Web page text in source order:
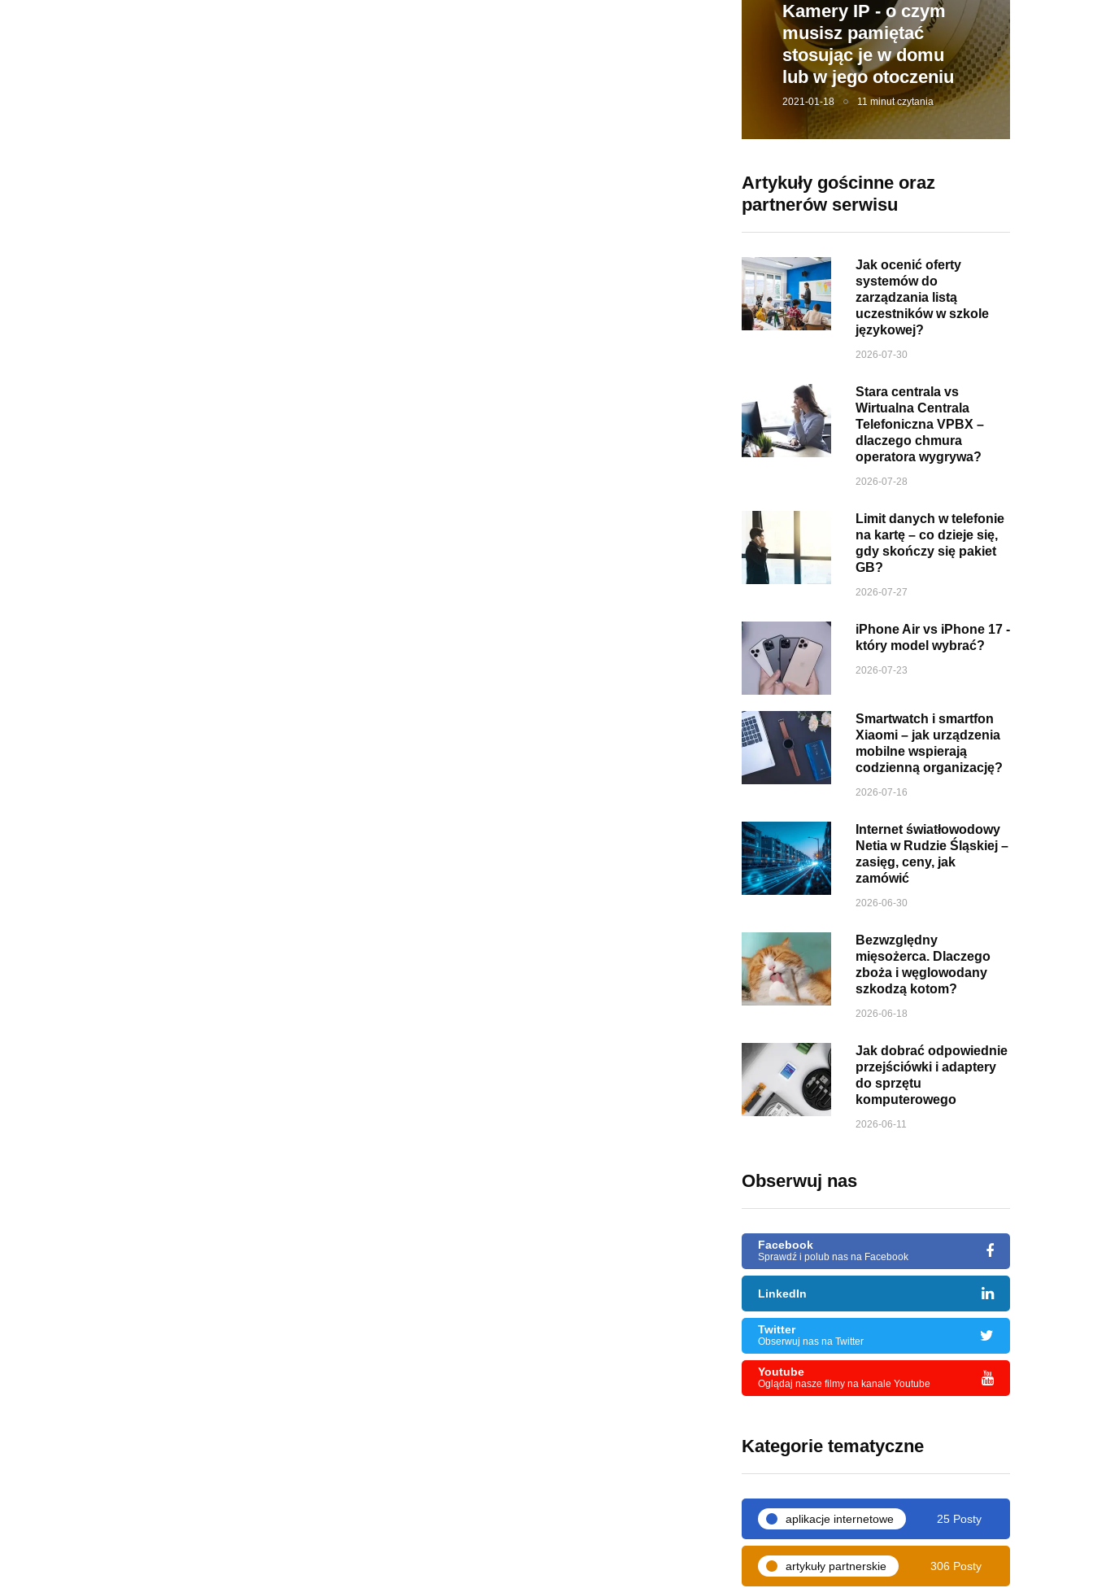
Kamery IP - o czym
musisz pamiętać
stosując je w domu
lub w jego otoczeniu
2021-01-18 11 minut czytania
Artykuły gościnne oraz
partnerów serwisu
Jak ocenić oferty
systemów do
zarządzania listą
uczestników w szkole
językowej?
2026-07-30
Stara centrala vs
Wirtualna Centrala
Telefoniczna VPBX –
dlaczego chmura
operatora wygrywa?
2026-07-28
Limit danych w telefonie
na kartę – co dzieje się,
gdy skończy się pakiet
GB?
2026-07-27
iPhone Air vs iPhone 17 -
który model wybrać?
2026-07-23
Smartwatch i smartfon
Xiaomi – jak urządzenia
mobilne wspierają
codzienną organizację?
2026-07-16
Internet światłowodowy
Netia w Rudzie Śląskiej –
zasięg, ceny, jak
zamówić
2026-06-30
Bezwzględny
mięsożerca. Dlaczego
zboża i węglowodany
szkodzą kotom?
2026-06-18
Jak dobrać odpowiednie
przejściówki i adaptery
do sprzętu
komputerowego
2026-06-11
Obserwuj nas
Facebook
Sprawdź i polub nas na Facebook
LinkedIn
Twitter
Obserwuj nas na Twitter
Youtube
Oglądaj nasze filmy na kanale Youtube
Kategorie tematyczne
aplikacje internetowe 25 Posty
artykuły partnerskie 306 Posty